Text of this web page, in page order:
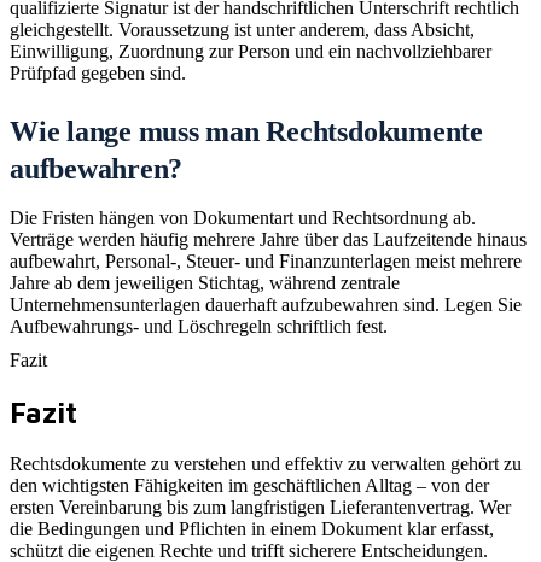
qualifizierte Signatur ist der handschriftlichen Unterschrift rechtlich
gleichgestellt. Voraussetzung ist unter anderem, dass Absicht,
Einwilligung, Zuordnung zur Person und ein nachvollziehbarer
Prüfpfad gegeben sind.
Wie lange muss man Rechtsdokumente
aufbewahren?
Die Fristen hängen von Dokumentart und Rechtsordnung ab.
Verträge werden häufig mehrere Jahre über das Laufzeitende hinaus
aufbewahrt, Personal-, Steuer- und Finanzunterlagen meist mehrere
Jahre ab dem jeweiligen Stichtag, während zentrale
Unternehmensunterlagen dauerhaft aufzubewahren sind. Legen Sie
Aufbewahrungs- und Löschregeln schriftlich fest.
Fazit
Fazit
Rechtsdokumente zu verstehen und effektiv zu verwalten gehört zu
den wichtigsten Fähigkeiten im geschäftlichen Alltag – von der
ersten Vereinbarung bis zum langfristigen Lieferantenvertrag. Wer
die Bedingungen und Pflichten in einem Dokument klar erfasst,
schützt die eigenen Rechte und trifft sicherere Entscheidungen.